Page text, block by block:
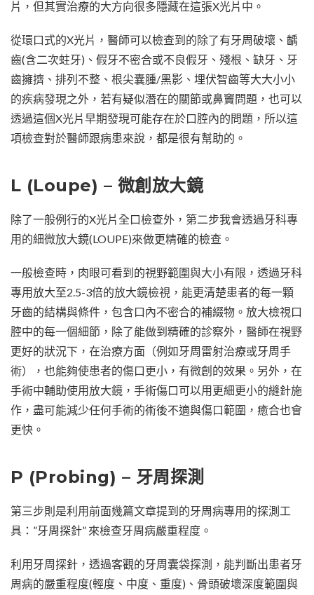
片，但其實治療的大方向很多隱藏在這張X光片中。
從環口式的X光片，醫師可以檢查到的除了有牙周破壞、齲
齒(含二次蛀牙)、假牙不密合或不良假牙、殘根、缺牙、牙
齒擁擠、排列不整、根尖囊腫/黑影、埋伏智齒等大大小小
的疾病發現之外，若有疑似潛在的關節或鼻竇問題，也可以
透過這個X光片早期發現可能存在於口腔內的問題，所以這
項檢查對於醫師跟病患來說，都是很有幫助的。
L (Loupe) – 微創放大鏡
除了一般例行的X光片全口檢查外，第二步我會透過牙科專
用的細微放大鏡(LOUPE)來做更精確的檢查。
一般檢查時，肉眼可看到的視野範圍與大小有限，透過牙科
專用放大至2.5-3倍的放大鏡檢視，能更清楚患者的每一顆
牙齒的結構與條件，包含口內不密合的補綴物。放大檢視口
腔中的每一個細節，除了能做到精確的診察外，醫師在視野
更好的狀況下，在治療方面（例如牙周雷射治療或牙周手
術），也能夠使患者的傷口更小，有微創的效果。另外，在
手術中輔助使用放大鏡，手術傷口可以用更細更小的縫針施
作，盡可能減少任何手術的術後不適與傷口範圍，癒合也會
更快。
P (Probing) – 牙周探測
第三步則是利用前面幾篇文章提到的牙周病專用的探測工
具：”牙周探針” 來檢查牙周病嚴重程度。
利用牙周探針，透過客觀的牙周囊袋探測，能判斷出患者牙
周病的嚴重程度(輕度、中度、重度)、骨頭破壞深度範圍與